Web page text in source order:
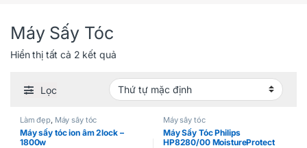
Máy Sấy Tóc
Hiển thị tất cả 2 kết quả
Lọc
Làm đẹp, Máy sấy tóc
Máy sấy tóc ion âm 2lock –
1800w
Máy sấy tóc
Máy Sấy Tóc Philips
HP8280/00 MoistureProtect